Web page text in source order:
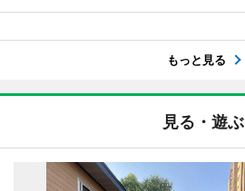
もっと見る
見る・遊ぶ